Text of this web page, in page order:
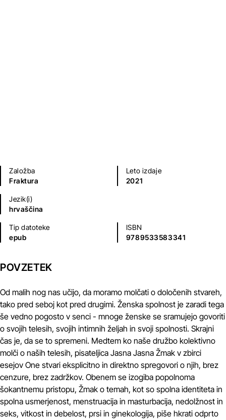
Založba
Fraktura
Leto izdaje
2021
Jezik(i)
hrvaščina
Tip datoteke
epub
ISBN
9789533583341
POVZETEK
Od malih nog nas učijo, da moramo molčati o določenih stvareh,
tako pred seboj kot pred drugimi. Ženska spolnost je zaradi tega
še vedno pogosto v senci - mnoge ženske se sramujejo govoriti
o svojih telesih, svojih intimnih željah in svoji spolnosti. Skrajni
čas je, da se to spremeni. Medtem ko naše družbo kolektivno
molči o naših telesih, pisateljica Jasna Jasna Žmak v zbirci
esejov One stvari eksplicitno in direktno spregovori o njih, brez
cenzure, brez zadržkov. Obenem se izogiba popolnoma
šokantnemu pristopu, Žmak o temah, kot so spolna identiteta in
spolna usmerjenost, menstruacija in masturbacija, nedolžnost in
seks, vitkost in debelost, prsi in ginekologija, piše hkrati odprto